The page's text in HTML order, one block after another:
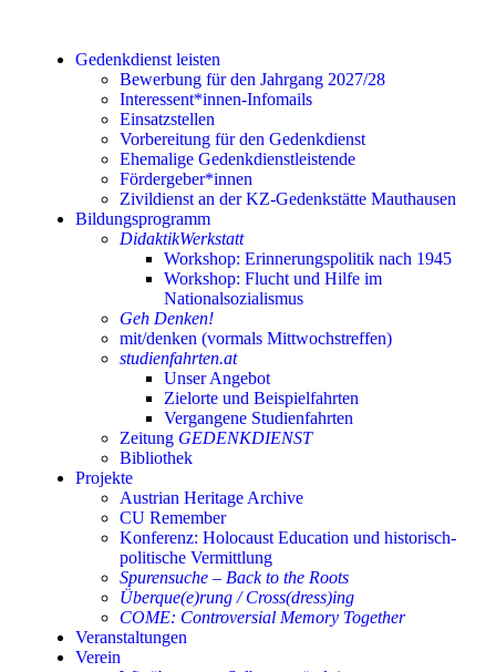
Gedenkdienst leisten
Bewerbung für den Jahrgang 2027/28
Interessent*innen-Infomails
Einsatzstellen
Vorbereitung für den Gedenkdienst
Ehemalige Gedenkdienstleistende
Fördergeber*innen
Zivildienst an der KZ-Gedenkstätte Mauthausen
Bildungsprogramm
DidaktikWerkstatt
Workshop: Erinnerungspolitik nach 1945
Workshop: Flucht und Hilfe im
Nationalsozialismus
Geh Denken!
mit/denken (vormals Mittwochstreffen)
studienfahrten.at
Unser Angebot
Zielorte und Beispielfahrten
Vergangene Studienfahrten
Zeitung GEDENKDIENST
Bibliothek
Projekte
Austrian Heritage Archive
CU Remember
Konferenz: Holocaust Education und historisch-
politische Vermittlung
Spurensuche – Back to the Roots
Überque(e)rung / Cross(dress)ing
COME: Controversial Memory Together
Veranstaltungen
Verein